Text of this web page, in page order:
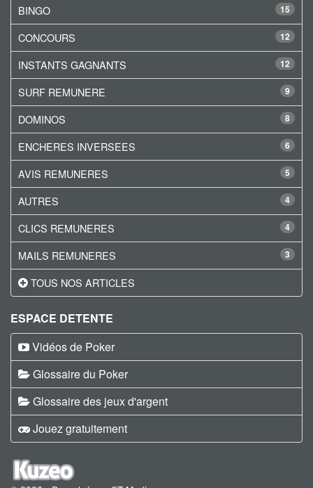
15
BINGO
12
CONCOURS
12
INSTANTS GAGNANTS
9
SURF REMUNERE
8
DOMINOS
6
ENCHERES INVERSEES
5
AVIS REMUNERES
4
AUTRES
4
CLICS REMUNERES
3
MAILS REMUNERES
TOUS NOS ARTICLES
ESPACE DETENTE
Vidéos de Poker
Glossaire du Poker
Glossaire des jeux d'argent
Jouez gratuitement